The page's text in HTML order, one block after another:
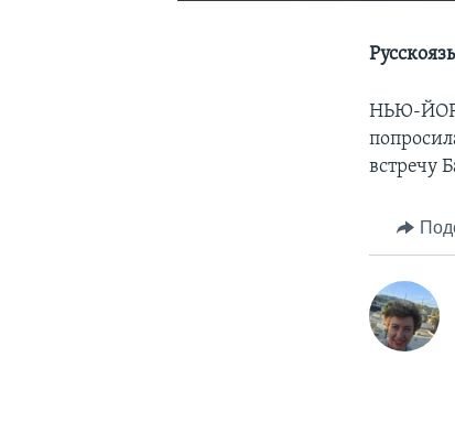
НЬЮ-
встречу